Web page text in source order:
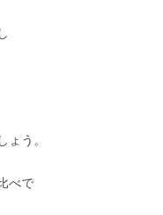
ょう。
べで